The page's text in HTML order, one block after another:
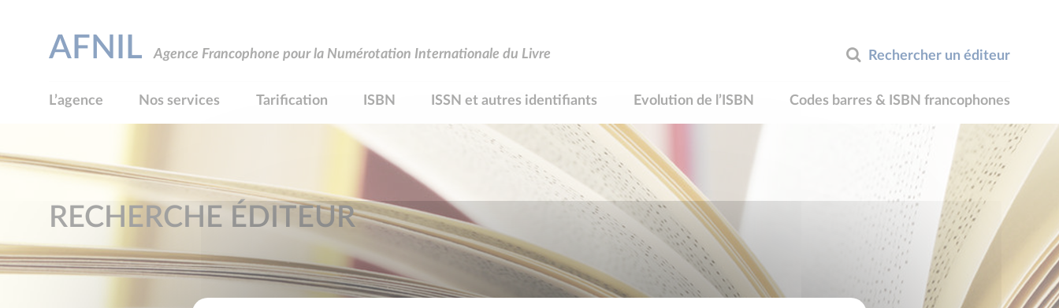
Rechercher un éditeur
AFNIL Agence Francophone pour la Numérotation Internationale du Livre
L’agence Nos services Tarification ISBN ISSN et autres identifiants Evolution de l’ISBN Codes barres & ISBN francophones
RECHERCHE ÉDITEUR